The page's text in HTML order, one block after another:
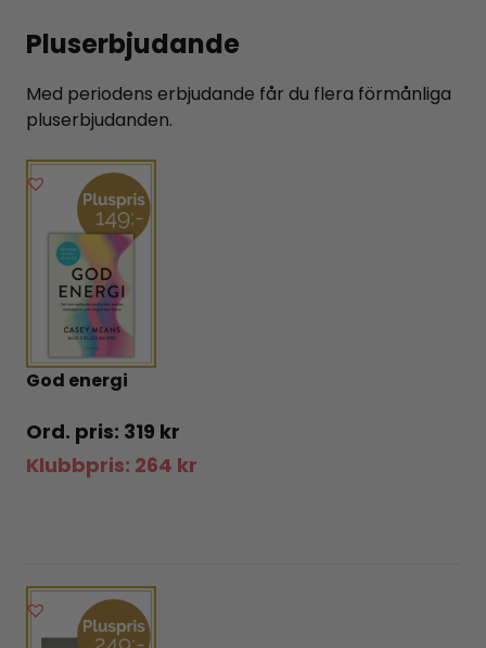
Pluserbjudande
Med periodens erbjudande får du flera förmånliga
pluserbjudanden.
God energi
319 kr
Klubbpris: 264 kr